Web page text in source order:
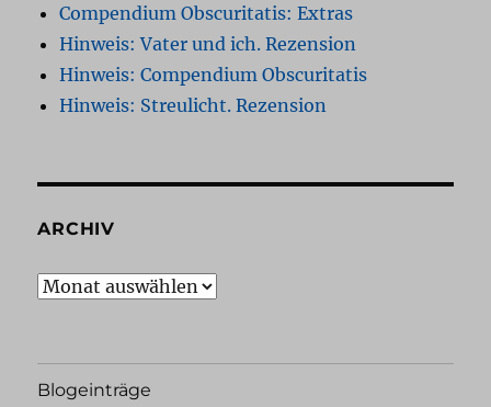
Compendium Obscuritatis: Extras
Hinweis: Vater und ich. Rezension
Hinweis: Compendium Obscuritatis
Hinweis: Streulicht. Rezension
ARCHIV
Archiv
Blogeinträge